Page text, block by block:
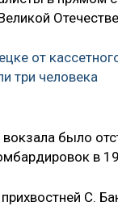
от
три человека
было
в
С.